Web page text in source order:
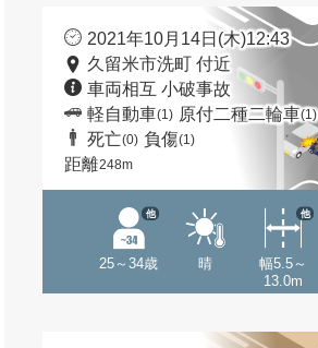
2021年10月14日(木)12:43
久留米市洗町 付近
車両相互 小破事故
軽自動車(1) 原付二種二輪車(1)
死亡(0) 負傷(1)
距離248m
25～34歳
他
晴
幅5.5～
13.0m
他